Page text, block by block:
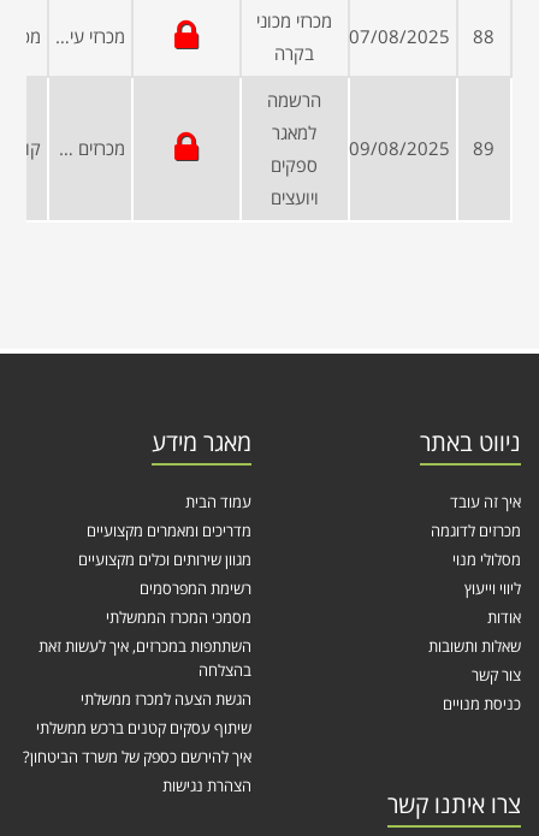
88
07/08/2025
מכרזי מכוני
בקרה
מכרזי עיריות ומועצות
89
09/08/2025
הרשמה
למאגר
ספקים
ויועצים
מכרזים פומביים
ניווט באתר
איך זה עובד
מכרזים לדוגמה
מסלולי מנוי
ליווי וייעוץ
אודות
שאלות ותשובות
צור קשר
כניסת מנויים
מאגר מידע
עמוד הבית
מדריכים ומאמרים מקצועיים
מגוון שירותים וכלים מקצועיים
רשימת המפרסמים
מסמכי המכרז הממשלתי
השתתפות במכרזים, איך לעשות זאת
בהצלחה
הגשת הצעה למכרז ממשלתי
שיתוף עסקים קטנים ברכש ממשלתי
איך להירשם כספק של משרד הביטחון?
הצהרת נגישות
צרו איתנו קשר